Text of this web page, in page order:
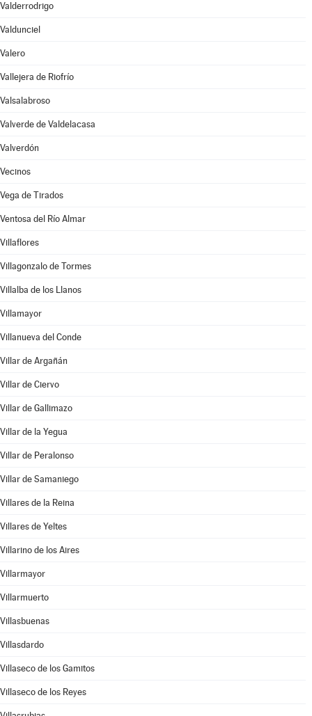
Valderrodrigo
Valdunciel
Valero
Vallejera de Riofrío
Valsalabroso
Valverde de Valdelacasa
Valverdón
Vecinos
Vega de Tirados
Ventosa del Río Almar
Villaflores
Villagonzalo de Tormes
Villalba de los Llanos
Villamayor
Villanueva del Conde
Villar de Argañán
Villar de Ciervo
Villar de Gallimazo
Villar de la Yegua
Villar de Peralonso
Villar de Samaniego
Villares de la Reina
Villares de Yeltes
Villarino de los Aires
Villarmayor
Villarmuerto
Villasbuenas
Villasdardo
Villaseco de los Gamitos
Villaseco de los Reyes